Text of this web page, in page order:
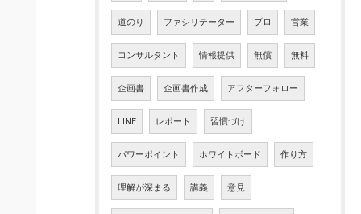
道のり ファシリテーター プロ 営業
コンサルタント 情報提供 無償 無料
企画書 企画書作成 アフターフォロー
LINE レポート 習慣づけ
パワーポイント ホワイトボード 作り方
理解が深まる 講義 意見